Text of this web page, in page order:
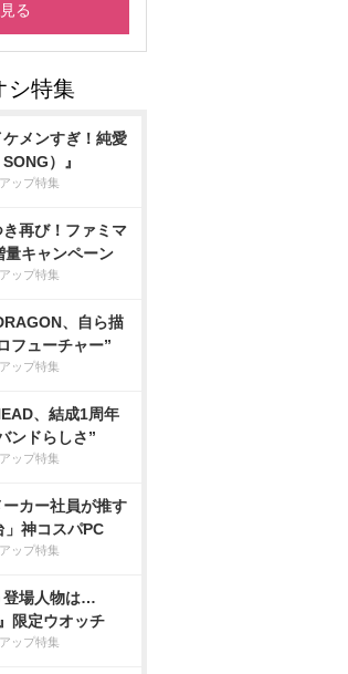
る
メンすぎ！純愛
）』
ップ特集
再び！ファミマ
量キャンペーン
ップ特集
、自ら描
フューチャー”
ップ特集
、結成1周年
ンドらしさ”
ップ特集
ーカー社員が推す
」神コスパPC
ップ特集
登場人物は…
限定ウオッチ
ップ特集